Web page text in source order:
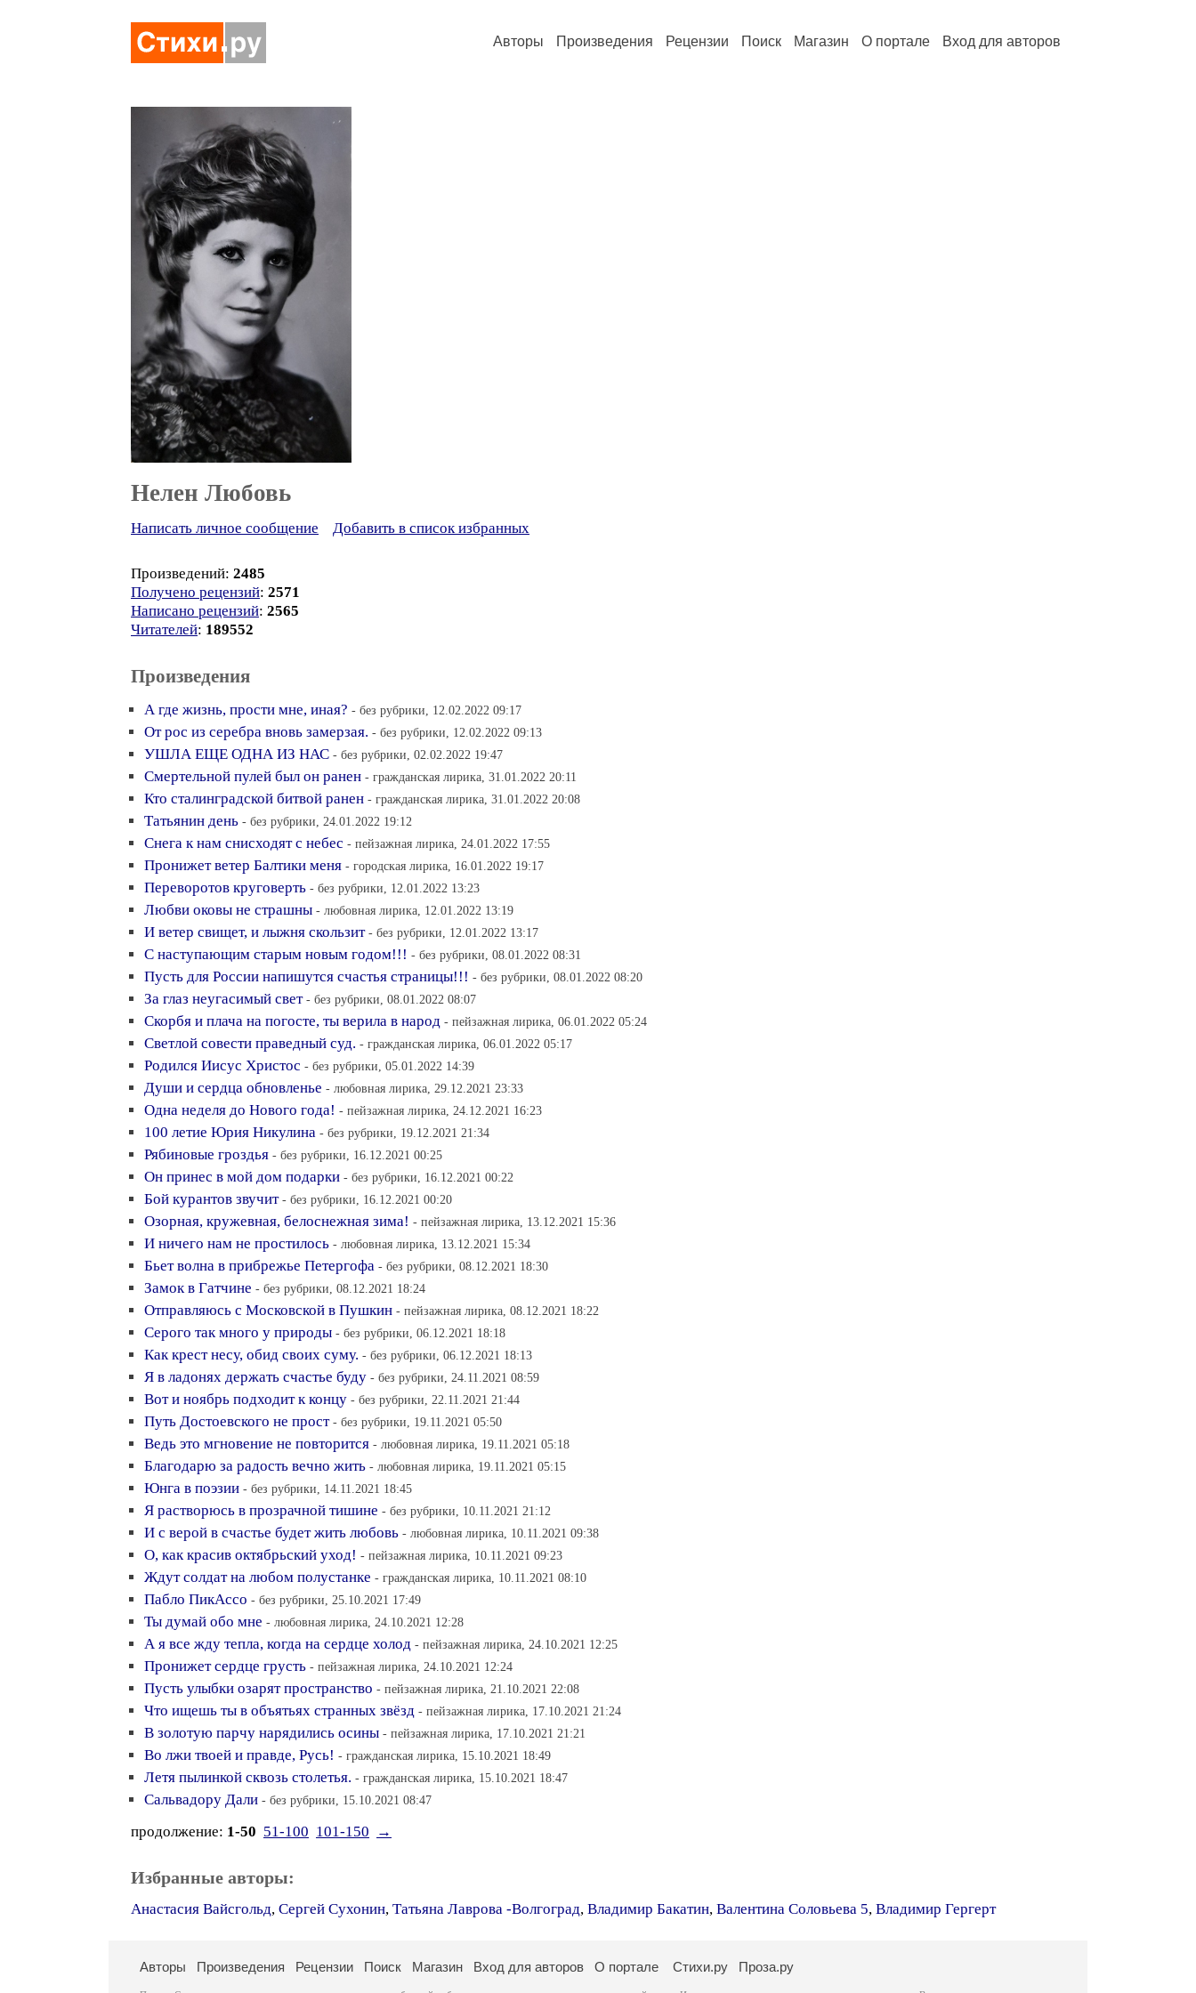
Авторы Произведения Рецензии Поиск Магазин О портале Вход для авторов
Нелен Любовь
Написать личное сообщение Добавить в список избранных
Произведений: 2485
Получено рецензий: 2571
Написано рецензий: 2565
Читателей: 189552
Произведения
А где жизнь, прости мне, иная? - без рубрики, 12.02.2022 09:17
От рос из серебра вновь замерзая. - без рубрики, 12.02.2022 09:13
УШЛА ЕЩЕ ОДНА ИЗ НАС - без рубрики, 02.02.2022 19:47
Смертельной пулей был он ранен - гражданская лирика, 31.01.2022 20:11
Кто сталинградской битвой ранен - гражданская лирика, 31.01.2022 20:08
Татьянин день - без рубрики, 24.01.2022 19:12
Снега к нам снисходят с небес - пейзажная лирика, 24.01.2022 17:55
Пронижет ветер Балтики меня - городская лирика, 16.01.2022 19:17
Переворотов круговерть - без рубрики, 12.01.2022 13:23
Любви оковы не страшны - любовная лирика, 12.01.2022 13:19
И ветер свищет, и лыжня скользит - без рубрики, 12.01.2022 13:17
С наступающим старым новым годом!!! - без рубрики, 08.01.2022 08:31
Пусть для России напишутся счастья страницы!!! - без рубрики, 08.01.2022 08:20
За глаз неугасимый свет - без рубрики, 08.01.2022 08:07
Скорбя и плача на погосте, ты верила в народ - пейзажная лирика, 06.01.2022 05:24
Светлой совести праведный суд. - гражданская лирика, 06.01.2022 05:17
Родился Иисус Христос - без рубрики, 05.01.2022 14:39
Души и сердца обновленье - любовная лирика, 29.12.2021 23:33
Одна неделя до Нового года! - пейзажная лирика, 24.12.2021 16:23
100 летие Юрия Никулина - без рубрики, 19.12.2021 21:34
Рябиновые гроздья - без рубрики, 16.12.2021 00:25
Он принес в мой дом подарки - без рубрики, 16.12.2021 00:22
Бой курантов звучит - без рубрики, 16.12.2021 00:20
Озорная, кружевная, белоснежная зима! - пейзажная лирика, 13.12.2021 15:36
И ничего нам не простилось - любовная лирика, 13.12.2021 15:34
Бьет волна в прибрежье Петергофа - без рубрики, 08.12.2021 18:30
Замок в Гатчине - без рубрики, 08.12.2021 18:24
Отправляюсь с Московской в Пушкин - пейзажная лирика, 08.12.2021 18:22
Серого так много у природы - без рубрики, 06.12.2021 18:18
Как крест несу, обид своих суму. - без рубрики, 06.12.2021 18:13
Я в ладонях держать счастье буду - без рубрики, 24.11.2021 08:59
Вот и ноябрь подходит к концу - без рубрики, 22.11.2021 21:44
Путь Достоевского не прост - без рубрики, 19.11.2021 05:50
Ведь это мгновение не повторится - любовная лирика, 19.11.2021 05:18
Благодарю за радость вечно жить - любовная лирика, 19.11.2021 05:15
Юнга в поэзии - без рубрики, 14.11.2021 18:45
Я растворюсь в прозрачной тишине - без рубрики, 10.11.2021 21:12
И с верой в счастье будет жить любовь - любовная лирика, 10.11.2021 09:38
О, как красив октябрьский уход! - пейзажная лирика, 10.11.2021 09:23
Ждут солдат на любом полустанке - гражданская лирика, 10.11.2021 08:10
Пабло ПикАссо - без рубрики, 25.10.2021 17:49
Ты думай обо мне - любовная лирика, 24.10.2021 12:28
А я все жду тепла, когда на сердце холод - пейзажная лирика, 24.10.2021 12:25
Пронижет сердце грусть - пейзажная лирика, 24.10.2021 12:24
Пусть улыбки озарят пространство - пейзажная лирика, 21.10.2021 22:08
Что ищешь ты в объятьях странных звёзд - пейзажная лирика, 17.10.2021 21:24
В золотую парчу нарядились осины - пейзажная лирика, 17.10.2021 21:21
Во лжи твоей и правде, Русь! - гражданская лирика, 15.10.2021 18:49
Летя пылинкой сквозь столетья. - гражданская лирика, 15.10.2021 18:47
Сальвадору Дали - без рубрики, 15.10.2021 08:47
продолжение: 1-50 51-100 101-150 →
Избранные авторы:
Анастасия Вайсгольд, Сергей Сухонин, Татьяна Лаврова -Волгоград, Владимир Бакатин, Валентина Соловьева 5, Владимир Гергерт
Авторы Произведения Рецензии Поиск Магазин Вход для авторов О портале Стихи.ру Проза.ру